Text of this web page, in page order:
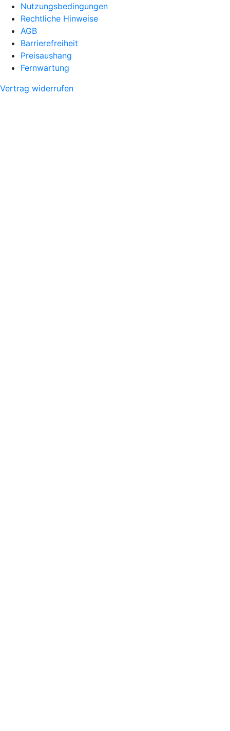
Nutzungsbedingungen
Rechtliche Hinweise
AGB
Barrierefreiheit
Preisaushang
Fernwartung
Vertrag widerrufen